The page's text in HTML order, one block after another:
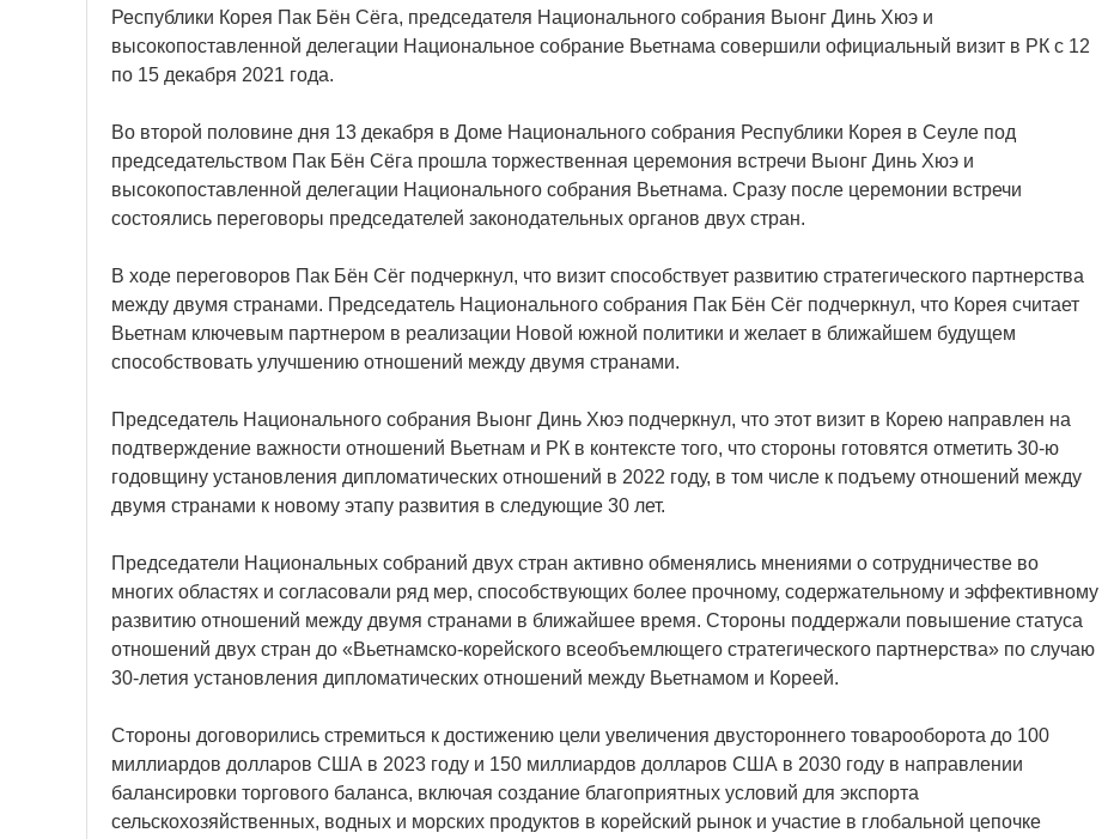
Республики Корея Пак Бён Сёга, председателя Национального собрания Выонг Динь Хюэ и
высокопоставленной делегации Национальное собрание Вьетнама совершили официальный визит в РК с 12
по 15 декабря 2021 года.
Во второй половине дня 13 декабря в Доме Национального собрания Республики Корея в Сеуле под
председательством Пак Бён Сёга прошла торжественная церемония встречи Выонг Динь Хюэ и
высокопоставленной делегации Национального собрания Вьетнама. Сразу после церемонии встречи
состоялись переговоры председателей законодательных органов двух стран.
В ходе переговоров Пак Бён Сёг подчеркнул, что визит способствует развитию стратегического партнерства
между двумя странами. Председатель Национального собрания Пак Бён Сёг подчеркнул, что Корея считает
Вьетнам ключевым партнером в реализации Новой южной политики и желает в ближайшем будущем
способствовать улучшению отношений между двумя странами.
Председатель Национального собрания Выонг Динь Хюэ подчеркнул, что этот визит в Корею направлен на
подтверждение важности отношений Вьетнам и РК в контексте того, что стороны готовятся отметить 30-ю
годовщину установления дипломатических отношений в 2022 году, в том числе к подъему отношений между
двумя странами к новому этапу развития в следующие 30 лет.
Председатели Национальных собраний двух стран активно обменялись мнениями о сотрудничестве во
многих областях и согласовали ряд мер, способствующих более прочному, содержательному и эффективному
развитию отношений между двумя странами в ближайшее время. Стороны поддержали повышение статуса
отношений двух стран до «Вьетнамско-корейского всеобъемлющего стратегического партнерства» по случаю
30-летия установления дипломатических отношений между Вьетнамом и Кореей.
Стороны договорились стремиться к достижению цели увеличения двустороннего товарооборота до 100
миллиардов долларов США в 2023 году и 150 миллиардов долларов США в 2030 году в направлении
балансировки торгового баланса, включая создание благоприятных условий для экспорта
сельскохозяйственных, водных и морских продуктов в корейский рынок и участие в глобальной цепочке